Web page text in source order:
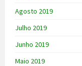
Agosto 2019
Julho 2019
Junho 2019
Maio 2019